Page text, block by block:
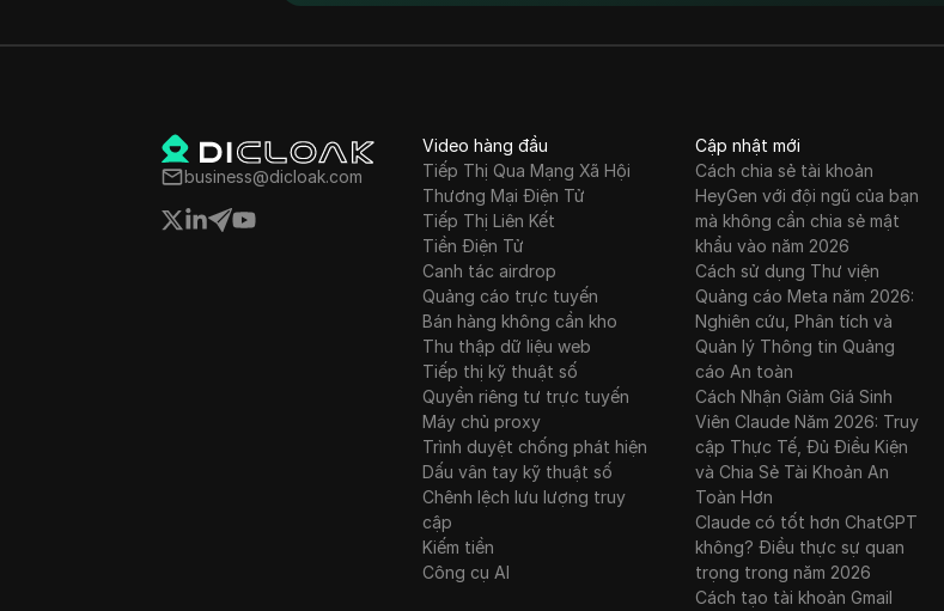
Google Ads
Hulu
Instagram
Liechtenstein
Liên bang Nga
business@dicloak.com
Video hàng đầu
Tiếp Thị Qua Mạng Xã Hội
Thương Mại Điện Tử
Tiếp Thị Liên Kết
Tiền Điện Tử
Canh tác airdrop
Quảng cáo trực tuyến
Bán hàng không cần kho
Thu thập dữ liệu web
Tiếp thị kỹ thuật số
Quyền riêng tư trực tuyến
Máy chủ proxy
Trình duyệt chống phát hiện
Dấu vân tay kỹ thuật số
Chênh lệch lưu lượng truy
cập
Kiếm tiền
Công cụ AI
Cập nhật mới
Cách chia sẻ tài khoản
HeyGen với đội ngũ của bạn
mà không cần chia sẻ mật
khẩu vào năm 2026
Cách sử dụng Thư viện
Quảng cáo Meta năm 2026:
Nghiên cứu, Phân tích và
Quản lý Thông tin Quảng
cáo An toàn
Cách Nhận Giảm Giá Sinh
Viên Claude Năm 2026: Truy
cập Thực Tế, Đủ Điều Kiện
và Chia Sẻ Tài Khoản An
Toàn Hơn
Claude có tốt hơn ChatGPT
không? Điều thực sự quan
trọng trong năm 2026
Cách tạo tài khoản Gmail